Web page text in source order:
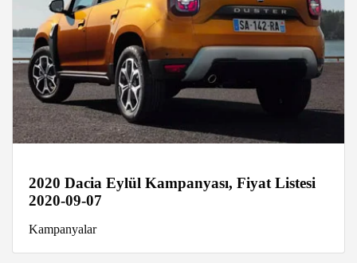
2020 Dacia Eylül Kampanyası, Fiyat Listesi
2020-09-07
Kampanyalar